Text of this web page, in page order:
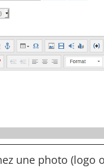
une photo (logo